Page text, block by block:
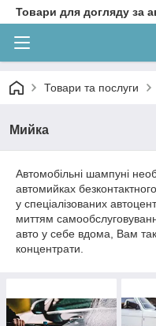
Товари для догляду за
Товари та послуги
Мийка
Автомобільні шампуні
автомийках
у спеціалізованих
миттям
авто у себе вдома, Вам
концентрати.